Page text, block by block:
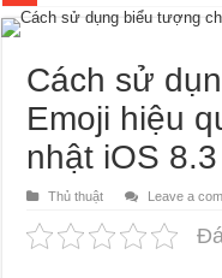
Cách sử
Emoji hiệu
nhật iOS 8.3
Thủ thuật Leave a